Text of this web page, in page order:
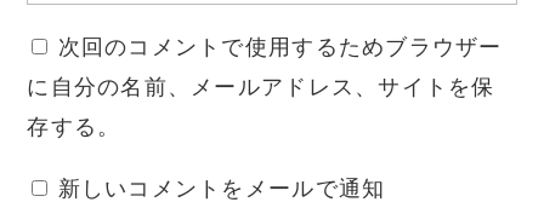
次回のコメントで使用するためブラウザー
に自分の名前、メールアドレス、サイトを保
存する。
新しいコメントをメールで通知